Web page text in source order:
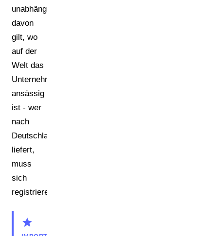
unabhängig
davon
gilt, wo
auf der
Welt das
Unternehmen
ansässig
ist - wer
nach
Deutschland
liefert,
muss
sich
registrieren.
star